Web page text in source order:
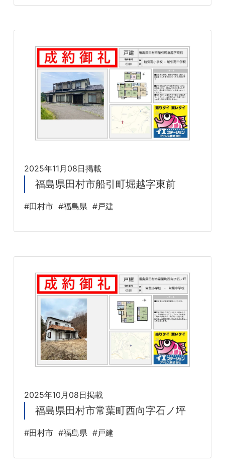
2025年11月08日掲載
福島県田村市船引町堀越字東前
#田村市 #福島県 #戸建
2025年10月08日掲載
福島県田村市常葉町西向字石ノ坪
#田村市 #福島県 #戸建